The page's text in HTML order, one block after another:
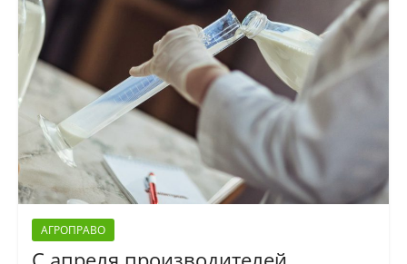
АГРОПРАВО